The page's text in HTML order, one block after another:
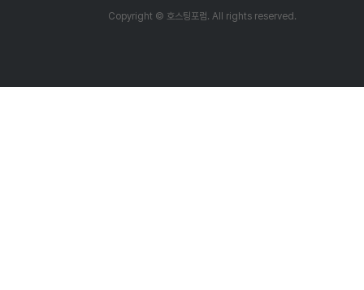
Copyright © 호스팅포럼. All rights reserved.